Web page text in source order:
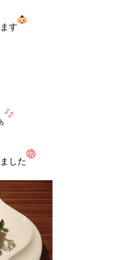
す
した